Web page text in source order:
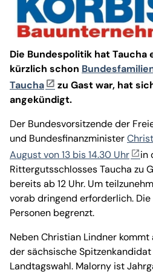
Die Bundespolitik hat
kürzlich schon
Taucha
zu Gast war, hat
angekündigt.
Der Bundesvorsitzende der
und Bundesfinanzminister
August von 13 bis 14.30 Uhr
in
Rittergutsschlosses Taucha zu
bereits ab 12 Uhr. Um
vorab dringend erforderlich. Die
Personen begrenzt.
Neben Christian Lindner
der sächsische Spitzenkandidat
Landtagswahl. Malorny ist